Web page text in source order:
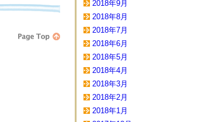
2018年9月
2018年8月
2018年7月
2018年6月
2018年5月
2018年4月
2018年3月
2018年2月
2018年1月